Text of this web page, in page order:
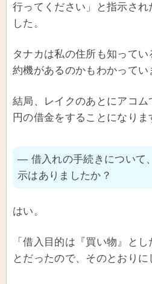
行ってください」と指示され
した。
タナカは私の住所も知って
約機があるのかもわかってい
結局、レイクのあとにアコ
円の借金をすることになりま
― 借入れの手続きについて
示はありましたか？
はい。
「借入目的は『買い物』と
とだったので、そのとおりに